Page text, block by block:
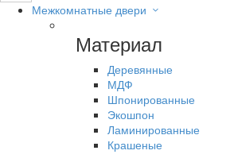
Межкомнатные двери
Материал
Деревянные
МДФ
Шпонированные
Экошпон
Ламинированные
Крашеные